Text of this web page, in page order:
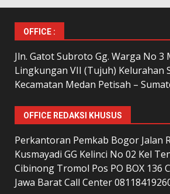
OFFICE :
Jln. Gatot Subroto Gg. Warga No 3
Lingkungan VII (Tujuh) Kelurahan
Kecamatan Medan Petisah –
OFFICE REDAKSI KHUSUS
Perkantoran Pemkab Bogor Jalan
Kusmayadi GG Kelinci No 02 Kel
Cibinong Tromol Pos PO BOX 136
Jawa Barat Call Center